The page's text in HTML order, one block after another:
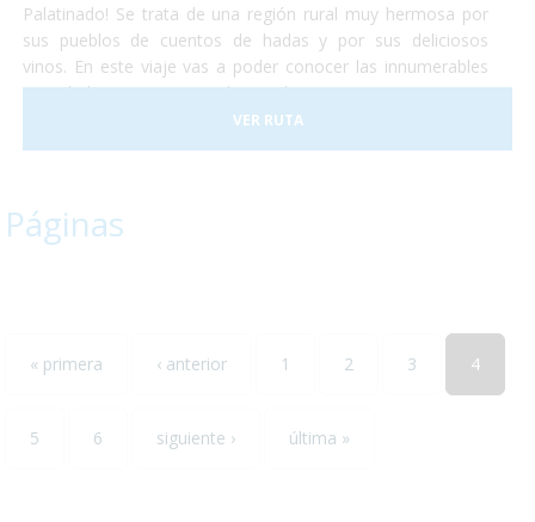
Palatinado! Se trata de una región rural muy hermosa por
sus pueblos de cuentos de hadas y por sus deliciosos
vinos. En este viaje vas a poder conocer las innumerables
actividades que se pueden realizar en Renania ya sean
catas de vinos, paseos en tren o la visita de algún museo...
todos ellos accesibles para personas con discapacidad. ¡No
VER RUTA
Páginas
« primera ‹ anterior 1 2 3 4
5 6 siguiente › última »